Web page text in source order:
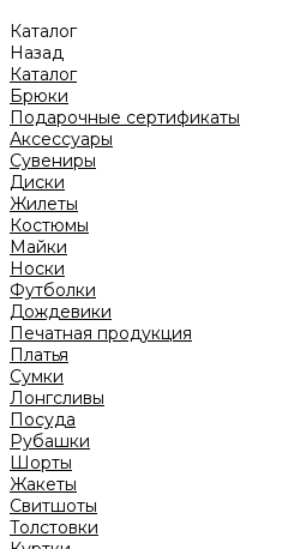
Каталог
Назад
Каталог
Брюки
Подарочные сертификаты
Аксессуары
Сувениры
Диски
Жилеты
Костюмы
Майки
Носки
Футболки
Дождевики
Печатная продукция
Платья
Сумки
Лонгсливы
Посуда
Рубашки
Шорты
Жакеты
Свитшоты
Толстовки